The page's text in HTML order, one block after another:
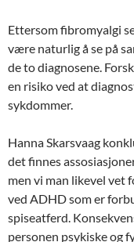
Ettersom fibromyalgi
være naturlig å se på
de to diagnosene.
en risiko ved at
sykdommer.
Hanna Skarsvaag
det finnes
men vi man likevel vet
ved ADHD som er
spiseatferd.
personen psykiske og